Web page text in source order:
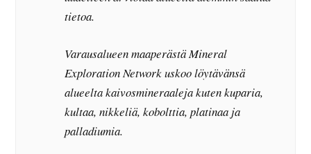
tietoa.
Varausalueen maaperästä Mineral
Exploration Network uskoo löytävänsä
alueelta kaivosmineraaleja kuten kuparia,
kultaa, nikkeliä, kobolttia, platinaa ja
palladiumia.